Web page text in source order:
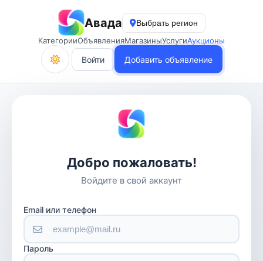
Авада
Выбрать регион
КатегорииОбъявленияМагазиныУслугиАукционы
Войти Добавить объявление
Добро пожаловать!
Войдите в свой аккаунт
Email или телефон
Пароль